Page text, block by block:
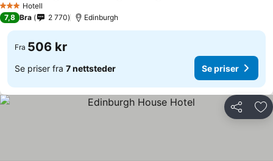
3 StjernerHotell
7,8 Bra 2 770 Edinburgh
Fra 506 kr
Se priser fra 7 nettsteder Se priser
Del